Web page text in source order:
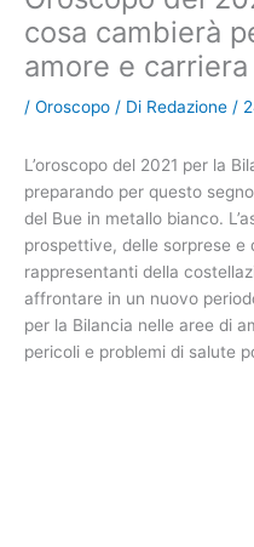
cosa cambierà
amore e carriera
/ Oroscopo / Di Redazione /
L’oroscopo del 2021 per la
preparando per questo segno
del Bue in metallo bianco.
prospettive, delle sorprese e
rappresentanti della
affrontare in un nuovo
per la Bilancia nelle aree di
pericoli e problemi di salute